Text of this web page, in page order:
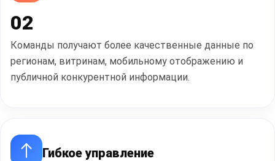
02
Команды получают более качественные данные по
регионам, витринам, мобильному отображению и
публичной конкурентной информации.
Гибкое управление